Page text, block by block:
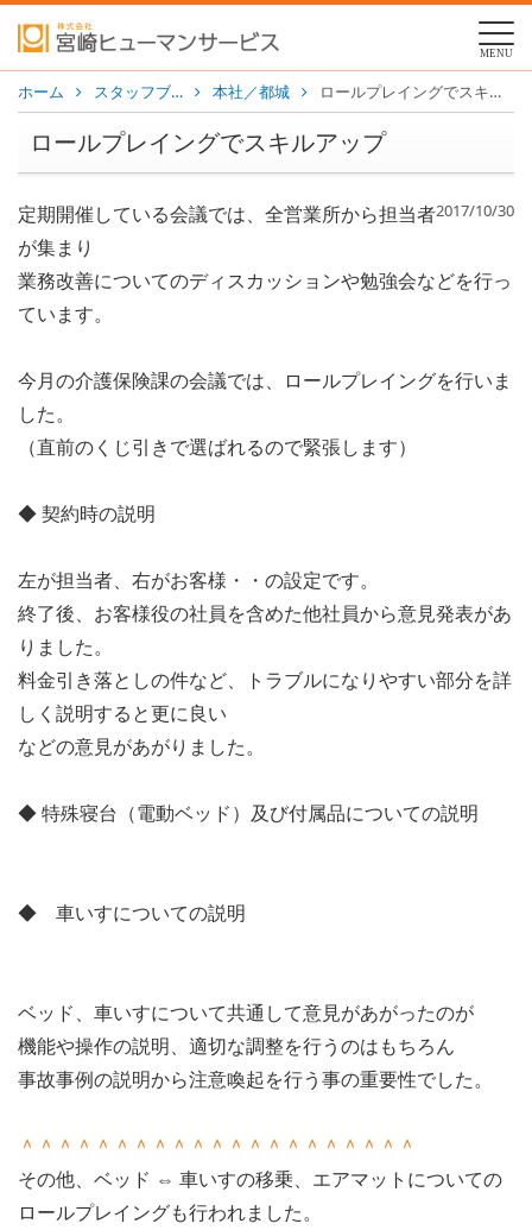
MENU
ホーム スタッフブ… 本社／都城 ロールプレイングでスキルアップ
ロールプレイングでスキルアップ
2017/10/30
定期開催している会議では、全営業所から担当者
が集まり
業務改善についてのディスカッションや勉強会などを行っ
ています。
今月の介護保険課の会議では、ロールプレイングを行いま
した。
（直前のくじ引きで選ばれるので緊張します）
◆ 契約時の説明
左が担当者、右がお客様・・の設定です。
終了後、お客様役の社員を含めた他社員から意見発表があ
りました。
料金引き落としの件など、トラブルになりやすい部分を詳
しく説明すると更に良い
などの意見があがりました。
◆ 特殊寝台（電動ベッド）及び付属品についての説明
◆ 車いすについての説明
ベッド、車いすについて共通して意見があがったのが
機能や操作の説明、適切な調整を行うのはもちろん
事故事例の説明から注意喚起を行う事の重要性でした。
＾＾＾＾＾＾＾＾＾＾＾＾＾＾＾＾＾＾＾＾＾
その他、ベッド ⇔ 車いすの移乗、エアマットについての
ロールプレイングも行われました。